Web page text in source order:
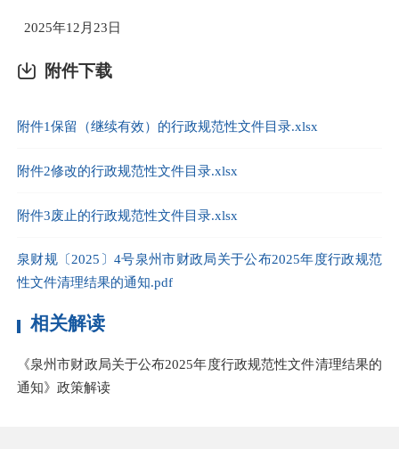
2025年12 月 23日
附件下载
附件1保留（继续有效）的行政规范性文件目录.xlsx
附件2修改的行政规范性文件目录.xlsx
附件3废止的行政规范性文件目录.xlsx
泉财规〔2025〕4号泉州市财政局关于公布2025年度行政规范
性文件清理结果的通知.pdf
相关解读
《泉州市财政局关于公布2025年度行政规范性文件清理结果的
通知》政策解读